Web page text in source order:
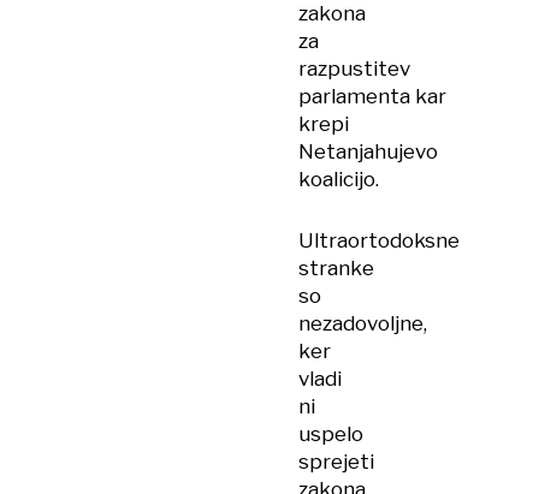
zakona
za
razpustitev
parlamenta kar
krepi
Netanjahujevo
koalicijo.
Ultraortodoksne
stranke
so
nezadovoljne,
ker
vladi
ni
uspelo
sprejeti